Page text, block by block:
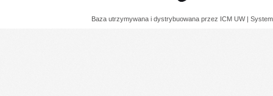
Baza utrzymywana i dystrybuowana przez ICM UW |